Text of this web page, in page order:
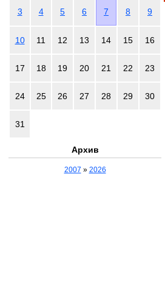
3 4 5 6 7 8 9
10 11 12 13 14 15 16
17 18 19 20 21 22 23
24 25 26 27 28 29 30
31
Архив
2007 » 2026